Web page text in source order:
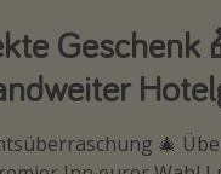
Geschenk
🎄